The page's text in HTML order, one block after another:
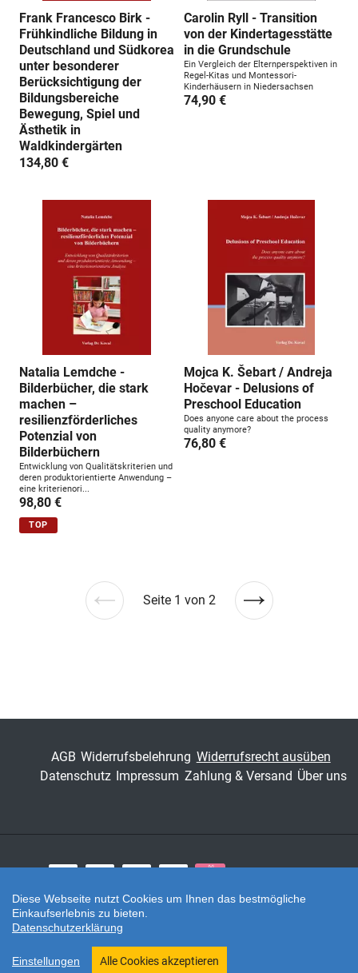
Frank Francesco Birk -
Frühkindliche Bildung in
Deutschland und Südkorea
unter besonderer
Berücksichtigung der
Bildungsbereiche
Bewegung, Spiel und
Ästhetik in
Waldkindergärten
134,80 €
Carolin Ryll - Transition
von der Kindertagesstätte
in die Grundschule
Ein Vergleich der Elternperspektiven in
Regel-Kitas und Montessori-
Kinderhäusern in Niedersachsen
74,90 €
Natalia Lemdche -
Bilderbücher, die stark
machen –
resilienzförderliches
Potenzial von
Bilderbüchern
Entwicklung von Qualitätskriterien und
deren produktorientierte Anwendung –
eine kriterienori...
98,80 €
TOP
Mojca K. Šebart / Andreja
Hočevar - Delusions of
Preschool Education
Does anyone care about the process
quality anymore?
76,80 €
Vorherige
Seite 1 von 2
Nächste
AGB Widerrufsbelehrung Widerrufsrecht ausüben
Datenschutz Impressum Zahlung & Versand Über uns
Zahlungsarten
Twitter
Shop erstellt mit VersaCommerce.
Diese Webseite nutzt Cookies um Ihnen das bestmögliche
Einkaufserlebnis zu bieten.
Datenschutzerklärung
Einstellungen Alle Cookies akzeptieren